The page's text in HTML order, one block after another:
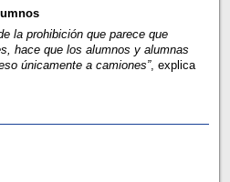
la prohibición que parece que
hace que los alumnos y alumnas
únicamente a camiones”, explica